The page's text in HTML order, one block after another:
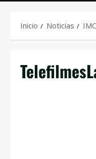
Inicio Noticias